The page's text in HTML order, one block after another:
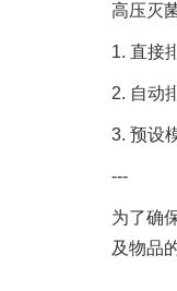
高压灭
1. 直接
2. 自动
3. 预设
---
为了确
及物品